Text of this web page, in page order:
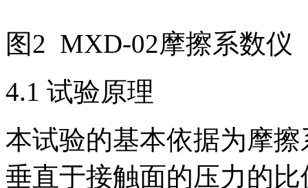
图2 MXD-02摩擦系数仪
4.1 试验原理
本试验的基本依据为摩
垂直于接触面的压力的